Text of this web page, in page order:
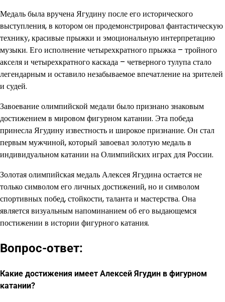
Медаль была вручена Ягудину после его исторического
выступления, в котором он продемонстрировал фантастическую
технику, красивые прыжки и эмоциональную интерпретацию
музыки. Его исполнение четырехкратного прыжка – тройного
акселя и четырехкратного каскада – четверного тулупа стало
легендарным и оставило незабываемое впечатление на зрителей
и судей.
Завоевание олимпийской медали было признано знаковым
достижением в мировом фигурном катании. Эта победа
принесла Ягудину известность и широкое признание. Он стал
первым мужчиной, который завоевал золотую медаль в
индивидуальном катании на Олимпийских играх для России.
Золотая олимпийская медаль Алексея Ягудина остается не
только символом его личных достижений, но и символом
спортивных побед, стойкости, таланта и мастерства. Она
является визуальным напоминанием об его выдающемся
постижении в истории фигурного катания.
Вопрос-ответ:
Какие достижения имеет Алексей Ягудин в фигурном
катании?